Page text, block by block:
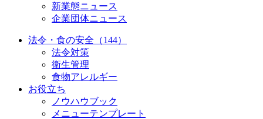
新業態ニュース
企業団体ニュース
法令・食の安全（144）
法令対策
衛生管理
食物アレルギー
お役立ち
ノウハウブック
メニューテンプレート